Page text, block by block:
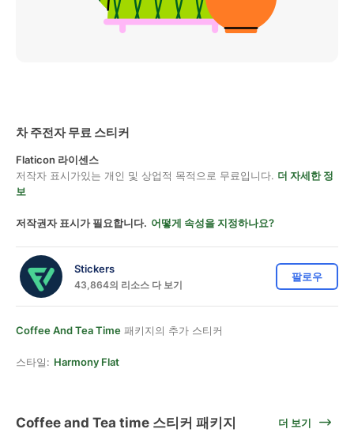
차 주전자 무료 스티커
Flaticon 라이센스
저작자 표시가있는 개인 및 상업적 목적으로 무료입니다. 더 자세한 정
보
저작권자 표시가 필요합니다. 어떻게 속성을 지정하나요?
Stickers
43,864의 리소스 다 보기
팔로우
Coffee And Tea Time 패키지의 추가 스티커
스타일: Harmony Flat
Coffee and Tea time 스티커 패키지 더 보기